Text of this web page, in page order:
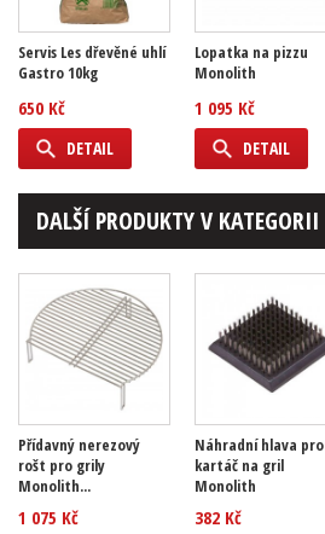
Servis Les dřevěné uhlí
Gastro 10kg
650 Kč
DETAIL
Lopatka na pizzu
Monolith
1 095 Kč
DETAIL
DALŠÍ PRODUKTY V KATEGORII
Přídavný nerezový
rošt pro grily
Monolith...
1 075 Kč
Náhradní hlava pro
kartáč na gril
Monolith
382 Kč